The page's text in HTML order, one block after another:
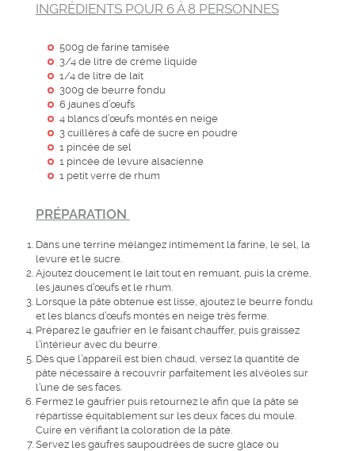
INGRÉDIENTS POUR 6 À 8 PERSONNES
500g de farine tamisée
3/4 de litre de crème liquide
1/4 de litre de lait
300g de beurre fondu
6 jaunes d’œufs
4 blancs d’œufs montés en neige
3 cuillères à café de sucre en poudre
1 pincée de sel
1 pincée de levure alsacienne
1 petit verre de rhum
PRÉPARATION
Dans une terrine mélangez intimement la farine, le sel, la
levure et le sucre.
Ajoutez doucement le lait tout en remuant, puis la crème,
les jaunes d’œufs et le rhum.
Lorsque la pâte obtenue est lisse, ajoutez le beurre fondu
et les blancs d’œufs montés en neige très ferme.
Préparez le gaufrier en le faisant chauffer, puis graissez
l’intérieur avec du beurre.
Dès que l’appareil est bien chaud, versez la quantité de
pâte nécessaire à recouvrir parfaitement les alvéoles sur
l’une de ses faces.
Fermez le gaufrier puis retournez le afin que la pâte se
répartisse équitablement sur les deux faces du moule.
Cuire en vérifiant la coloration de la pâte.
Servez les gaufres saupoudrées de sucre glace ou